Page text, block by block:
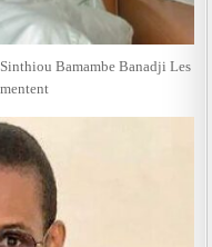
Bamambe Banadji Les